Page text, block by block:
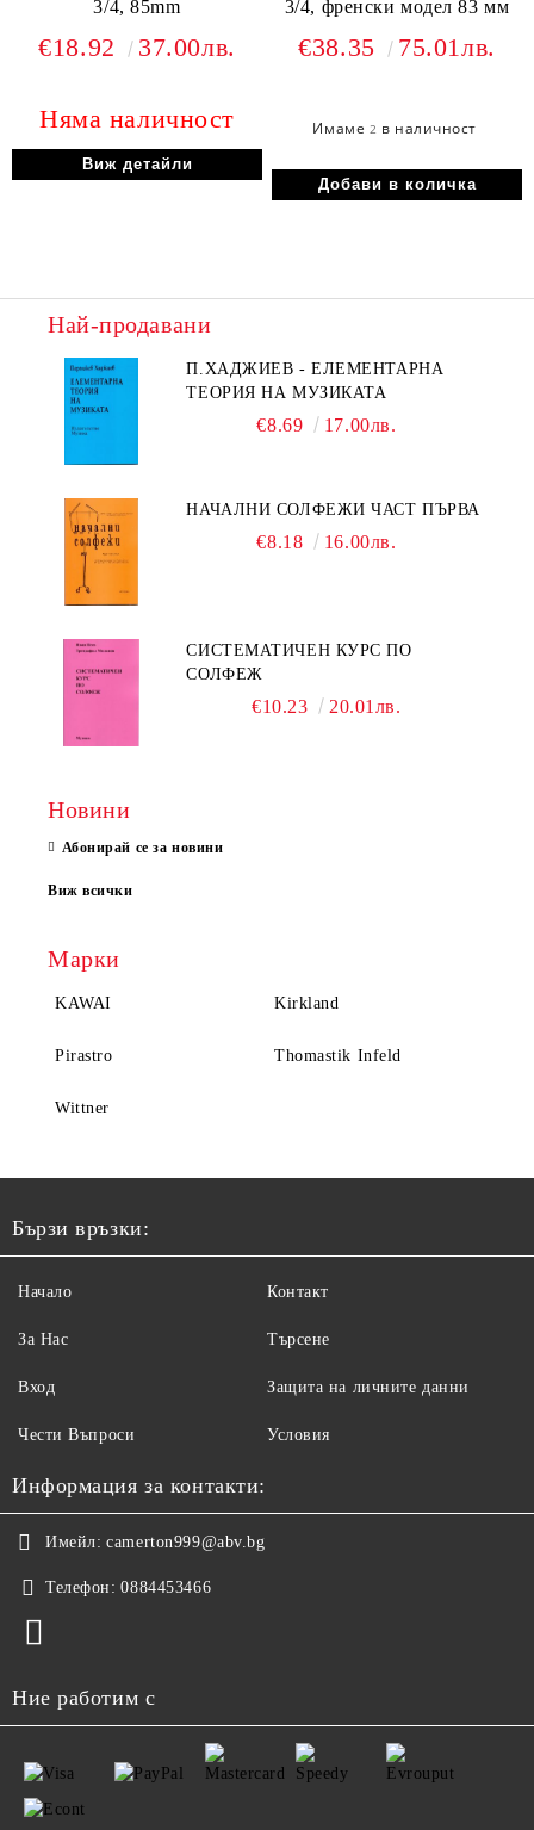
3/4, 85mm
€18.92 37.00лв.
Няма наличност
Виж детайли
3/4, френски модел 83 мм
€38.35 75.01лв.
Имаме 2 в наличност
Най-продавани
П.ХАДЖИЕВ - ЕЛЕМЕНТАРНА
ТЕОРИЯ НА МУЗИКАТА
€8.69 17.00лв.
НАЧАЛНИ СОЛФЕЖИ ЧАСТ ПЪРВА
€8.18 16.00лв.
СИСТЕМАТИЧЕН КУРС ПО
СОЛФЕЖ
€10.23 20.01лв.
Новини
Абонирай се за новини
Виж всички
Марки
KAWAI Kirkland
Pirastro Thomastik Infeld
Wittner
Бързи връзки:
Начало
За Нас
Вход
Чести Въпроси
Контакт
Търсене
Защита на личните данни
Условия
Информация за контакти:
Имейл: camerton999@abv.bg
Телефон: 0884453466
Ние работим с